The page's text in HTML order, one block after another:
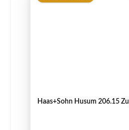
Haas+Sohn Husum 206.15